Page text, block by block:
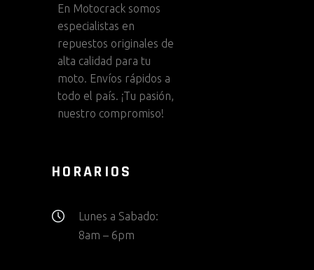
En Motocrack somos
especialistas en
repuestos originales de
alta calidad para tu
moto. Envíos rápidos a
todo el país. ¡Tu pasión,
nuestro compromiso!
HORARIOS
Lunes a Sabado:
8am – 6pm